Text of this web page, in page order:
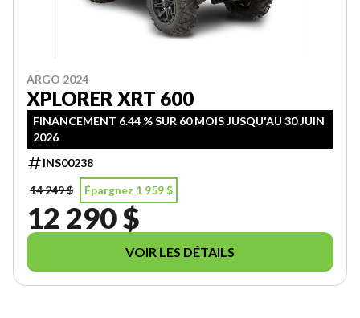
ARGO 2024
XPLORER XRT 600
FINANCEMENT 6.44 % SUR 60 MOIS JUSQU'AU 30 JUIN
2026
INS00238
14 249 $
Épargnez 1 959 $
12 290 $
VOIR LES DÉTAILS